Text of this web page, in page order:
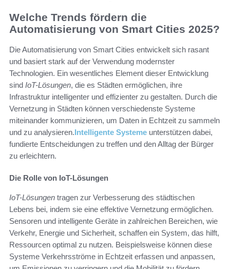
Welche Trends fördern die
Automatisierung von Smart Cities 2025?
Die Automatisierung von Smart Cities entwickelt sich rasant
und basiert stark auf der Verwendung modernster
Technologien. Ein wesentliches Element dieser Entwicklung
sind IoT-Lösungen, die es Städten ermöglichen, ihre
Infrastruktur intelligenter und effizienter zu gestalten. Durch die
Vernetzung in Städten können verschiedenste Systeme
miteinander kommunizieren, um Daten in Echtzeit zu sammeln
und zu analysieren.Intelligente Systeme unterstützen dabei,
fundierte Entscheidungen zu treffen und den Alltag der Bürger
zu erleichtern.
Die Rolle von IoT-Lösungen
IoT-Lösungen tragen zur Verbesserung des städtischen
Lebens bei, indem sie eine effektive Vernetzung ermöglichen.
Sensoren und intelligente Geräte in zahlreichen Bereichen, wie
Verkehr, Energie und Sicherheit, schaffen ein System, das hilft,
Ressourcen optimal zu nutzen. Beispielsweise können diese
Systeme Verkehrsströme in Echtzeit erfassen und anpassen,